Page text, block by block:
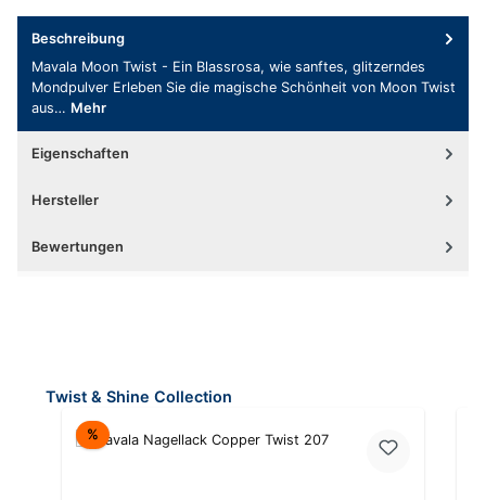
Beschreibung
Mavala Moon Twist - Ein Blassrosa, wie sanftes, glitzerndes
Mondpulver Erleben Sie die magische Schönheit von Moon Twist
aus… Mehr
Eigenschaften
Hersteller
Bewertungen
Produktgalerie überspringen
Twist & Shine Collection
%Rabatt